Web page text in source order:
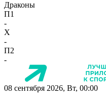
Драконы
П1
-
X
-
П2
-
08 сентября 2026, Вт, 00:00